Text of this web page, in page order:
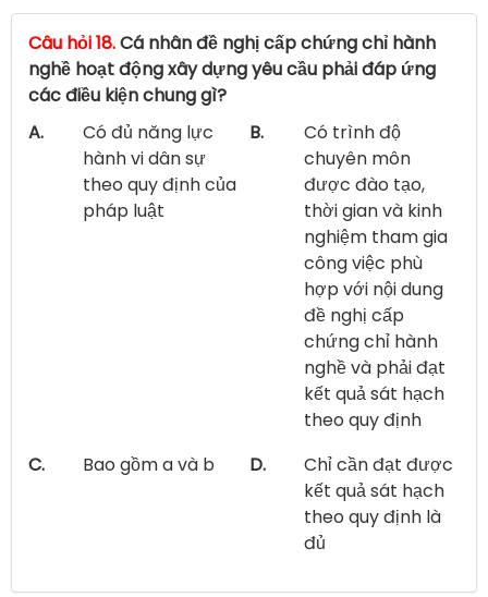
Câu hỏi 18.Cá nhân đề nghị cấp chứng chỉ hành
nghề hoạt động xây dựng yêu cầu phải đáp ứng
các điều kiện chung gì?
A.
Có đủ năng lực
hành vi dân sự
theo quy định của
pháp luật
B.
Có trình độ
chuyên môn
được đào tạo,
thời gian và kinh
nghiệm tham gia
công việc phù
hợp với nội dung
đề nghị cấp
chứng chỉ hành
nghề và phải đạt
kết quả sát hạch
theo quy định
C.
Bao gồm a và b D.
Chỉ cần đạt được
kết quả sát hạch
theo quy định là
đủ